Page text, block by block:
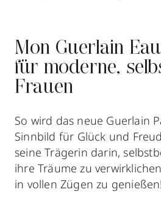
Mon Guerlain
für moderne,
Frauen
So wird das neue Guerlain
Sinnbild für Glück und
seine Trägerin darin,
ihre Träume zu
in vollen Zügen zu genießen!